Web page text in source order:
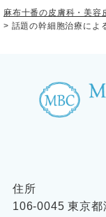
麻布十番の皮膚科・美容
> 話題の幹細胞治療によ
住所
106-0045 東京